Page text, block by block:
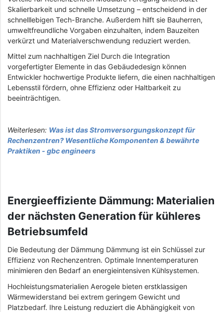
Skalierbarkeit und schnelle Umsetzung – entscheidend in der
schnelllebigen Tech-Branche. Außerdem hilft sie Bauherren,
umweltfreundliche Vorgaben einzuhalten, indem Bauzeiten
verkürzt und Materialverschwendung reduziert werden.
Mittel zum nachhaltigen Ziel Durch die Integration
vorgefertigter Elemente in das Gebäudedesign können
Entwickler hochwertige Produkte liefern, die einen nachhaltigen
Lebensstil fördern, ohne Effizienz oder Haltbarkeit zu
beeinträchtigen.
Weiterlesen: Was ist das Stromversorgungskonzept für
Rechenzentren? Wesentliche Komponenten & bewährte
Praktiken - gbc engineers
Energieeffiziente Dämmung: Materialien
der nächsten Generation für kühleres
Betriebsumfeld
Die Bedeutung der Dämmung Dämmung ist ein Schlüssel zur
Effizienz von Rechenzentren. Optimale Innentemperaturen
minimieren den Bedarf an energieintensiven Kühlsystemen.
Hochleistungsmaterialien Aerogele bieten erstklassigen
Wärmewiderstand bei extrem geringem Gewicht und
Platzbedarf. Ihre Leistung reduziert die Abhängigkeit von